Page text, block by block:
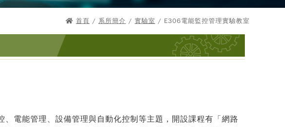
首頁 / 系所簡介 / 實驗室 / E306電能監控管理實驗教室
電能管理、設備管理與自動化控制等主題，開設課程有「網路